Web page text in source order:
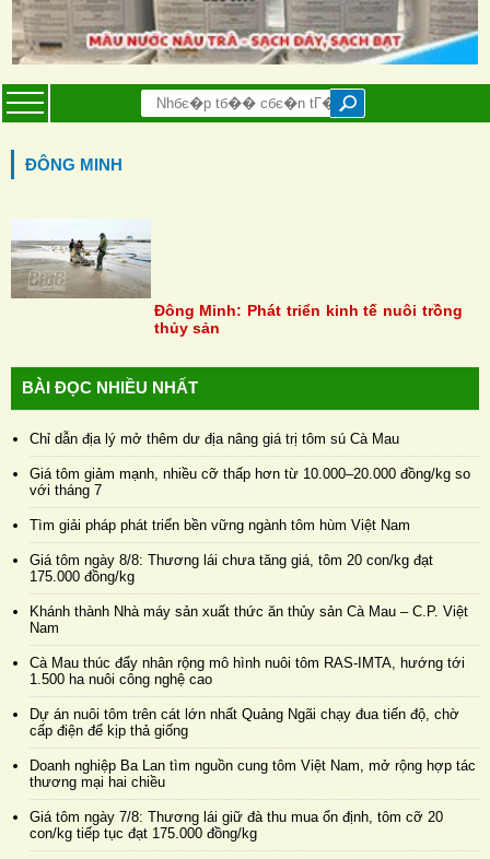
ĐÔNG MINH
Đông Minh: Phát triển kinh tế nuôi trồng
thủy sản
BÀI ĐỌC NHIỀU NHẤT
Chỉ dẫn địa lý mở thêm dư địa nâng giá trị tôm sú Cà Mau
Giá tôm giảm mạnh, nhiều cỡ thấp hơn từ 10.000–20.000 đồng/kg so
với tháng 7
Tìm giải pháp phát triển bền vững ngành tôm hùm Việt Nam
Giá tôm ngày 8/8: Thương lái chưa tăng giá, tôm 20 con/kg đạt
175.000 đồng/kg
Khánh thành Nhà máy sản xuất thức ăn thủy sản Cà Mau – C.P. Việt
Nam
Cà Mau thúc đẩy nhân rộng mô hình nuôi tôm RAS-IMTA, hướng tới
1.500 ha nuôi công nghệ cao
Dự án nuôi tôm trên cát lớn nhất Quảng Ngãi chạy đua tiến độ, chờ
cấp điện để kịp thả giống
Doanh nghiệp Ba Lan tìm nguồn cung tôm Việt Nam, mở rộng hợp tác
thương mại hai chiều
Giá tôm ngày 7/8: Thương lái giữ đà thu mua ổn định, tôm cỡ 20
con/kg tiếp tục đạt 175.000 đồng/kg